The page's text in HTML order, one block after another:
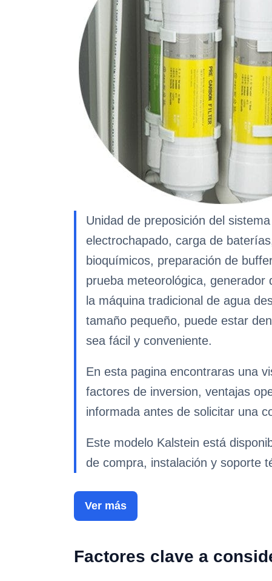
Unidad de preposición del
electrochapado, carga de
bioquímicos, preparación de
prueba meteorológica,
la máquina tradicional de agua
tamaño pequeño, puede estar
sea fácil y conveniente.
En esta pagina encontraras una
factores de inversion, ventajas
informada antes de solicitar una
Este modelo Kalstein está
de compra, instalación y soporte
Ver más
Factores clave a